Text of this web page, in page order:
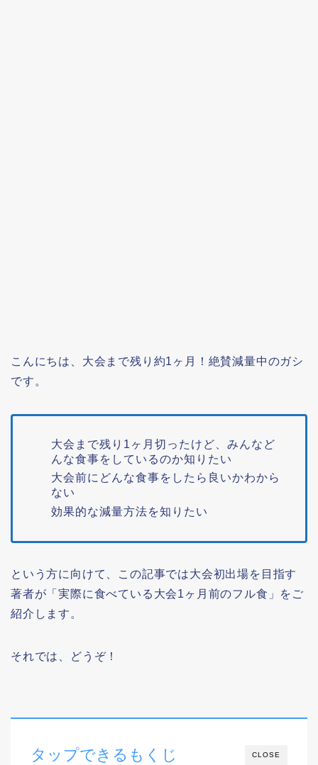
こんにちは、大会まで残り約1ヶ月！絶賛減量中のガシ
です。
大会まで残り1ヶ月切ったけど、みんなど
んな食事をしているのか知りたい
大会前にどんな食事をしたら良いかわから
ない
効果的な減量方法を知りたい
という方に向けて、この記事では大会初出場を目指す
著者が「実際に食べている大会1ヶ月前のフル食」をご
紹介します。
それでは、どうぞ！
CLOSE
タップできるもくじ